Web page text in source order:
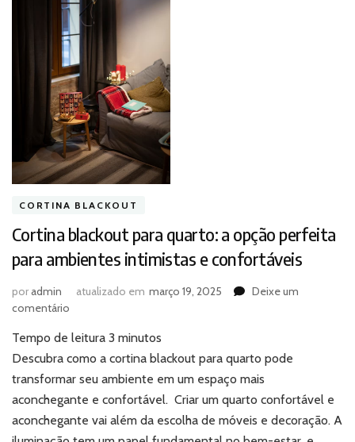
CORTINA BLACKOUT
Cortina blackout para quarto: a opção perfeita
para ambientes intimistas e confortáveis
poradmin atualizado em março 19, 2025
Deixe um
comentário
blackout
para
quarto:
opção
perfeita
Tempo de leitura 3 minutos
Descubra como a cortina blackout para quarto pode
transformar seu ambiente em um espaço mais
aconchegante e confortável. Criar um quarto confortável e
aconchegante vai além da escolha de móveis e decoração. A